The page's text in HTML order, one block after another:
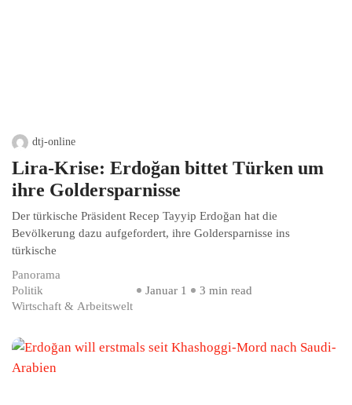
dtj-online
Lira-Krise: Erdoğan bittet Türken um
ihre Goldersparnisse
Der türkische Präsident Recep Tayyip Erdoğan hat die
Bevölkerung dazu aufgefordert, ihre Goldersparnisse ins
türkische
Panorama
Politik
Wirtschaft & Arbeitswelt
Januar 1 3 min read